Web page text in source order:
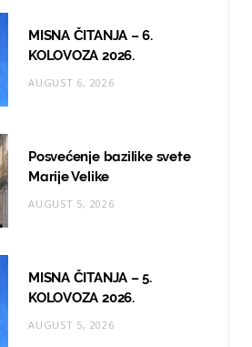
MISNA ČITANJA – 6.
KOLOVOZA 2026.
AUGUST 6, 2026
Posvećenje bazilike svete
Marije Velike
AUGUST 5, 2026
MISNA ČITANJA – 5.
KOLOVOZA 2026.
AUGUST 5, 2026